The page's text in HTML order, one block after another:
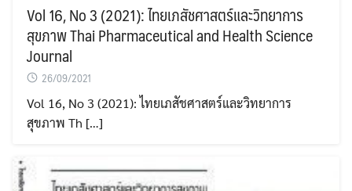
Vol 16, No 3 (2021): ไทยเภสัชศาสตร์และวิทยาการ
สุขภาพ Thai Pharmaceutical and Health Science
Journal
26/09/2021
Vol 16, No 3 (2021): ไทยเภสัชศาสตร์และวิทยาการ
สุขภาพ Th […]